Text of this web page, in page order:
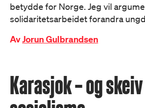
betydde for Norge. Jeg vil
solidaritetsarbeidet forandra
AvJorun Gulbrandsen
Karasjok – og skeiv